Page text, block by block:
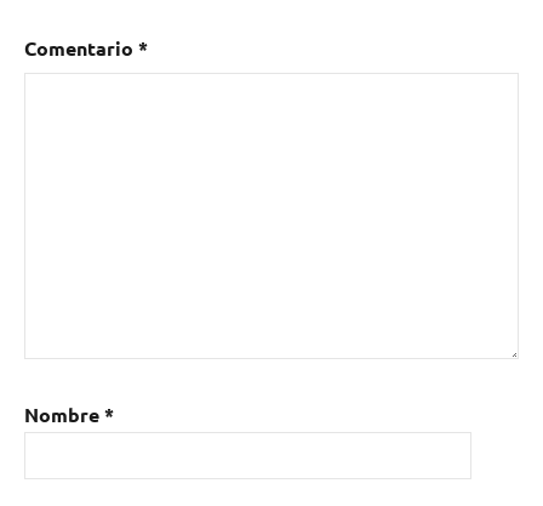
Comentario *
Nombre*